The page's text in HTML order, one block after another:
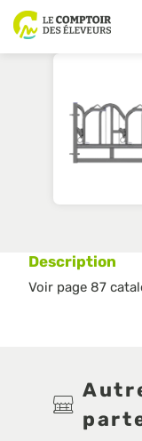
Description
Voir page 87